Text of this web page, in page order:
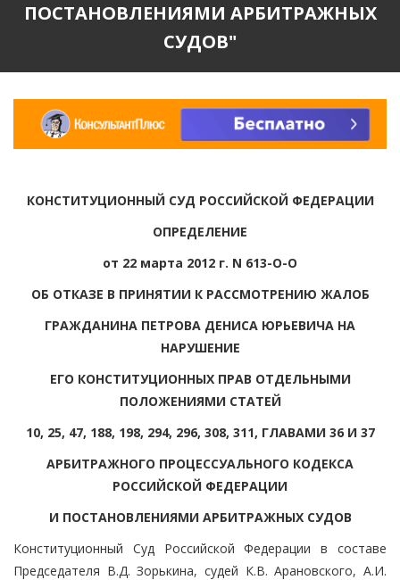
ПОСТАНОВЛЕНИЯМИ АРБИТРАЖНЫХ
СУДОВ"
КОНСТИТУЦИОННЫЙ СУД РОССИЙСКОЙ ФЕДЕРАЦИИ
ОПРЕДЕЛЕНИЕ
от 22 марта 2012 г. N 613-О-О
ОБ ОТКАЗЕ В ПРИНЯТИИ К РАССМОТРЕНИЮ ЖАЛОБ
ГРАЖДАНИНА ПЕТРОВА ДЕНИСА ЮРЬЕВИЧА НА
НАРУШЕНИЕ
ЕГО КОНСТИТУЦИОННЫХ ПРАВ ОТДЕЛЬНЫМИ
ПОЛОЖЕНИЯМИ СТАТЕЙ
10, 25, 47, 188, 198, 294, 296, 308, 311, ГЛАВАМИ 36 И 37
АРБИТРАЖНОГО ПРОЦЕССУАЛЬНОГО КОДЕКСА
РОССИЙСКОЙ ФЕДЕРАЦИИ
И ПОСТАНОВЛЕНИЯМИ АРБИТРАЖНЫХ СУДОВ
Конституционный Суд Российской Федерации в составе
Председателя В.Д. Зорькина, судей К.В. Арановского, А.И.